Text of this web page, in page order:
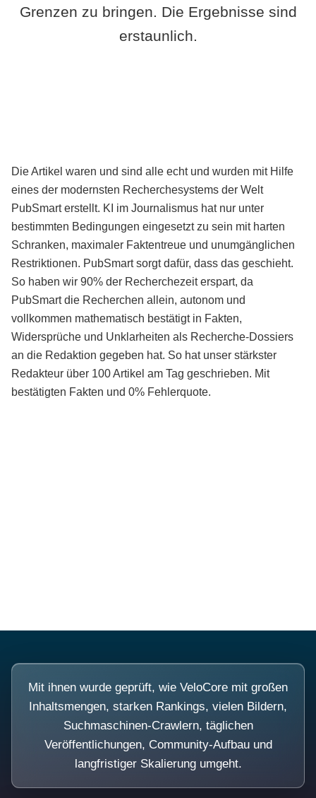
Grenzen zu bringen. Die Ergebnisse sind
erstaunlich.
Die Artikel waren und sind alle echt und wurden mit Hilfe
eines der modernsten Recherchesystems der Welt
PubSmart erstellt. KI im Journalismus hat nur unter
bestimmten Bedingungen eingesetzt zu sein mit harten
Schranken, maximaler Faktentreue und unumgänglichen
Restriktionen. PubSmart sorgt dafür, dass das geschieht.
So haben wir 90% der Recherchezeit erspart, da
PubSmart die Recherchen allein, autonom und
vollkommen mathematisch bestätigt in Fakten,
Widersprüche und Unklarheiten als Recherche-Dossiers
an die Redaktion gegeben hat. So hat unser stärkster
Redakteur über 100 Artikel am Tag geschrieben. Mit
bestätigten Fakten und 0% Fehlerquote.
Mit ihnen wurde geprüft, wie VeloCore mit großen
Inhaltsmengen, starken Rankings, vielen Bildern,
Suchmaschinen-Crawlern, täglichen
Veröffentlichungen, Community-Aufbau und
langfristiger Skalierung umgeht.